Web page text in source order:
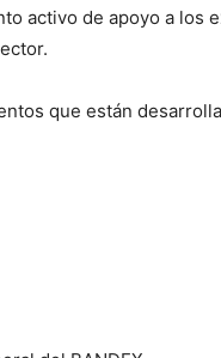
activo de apoyo a los
que están